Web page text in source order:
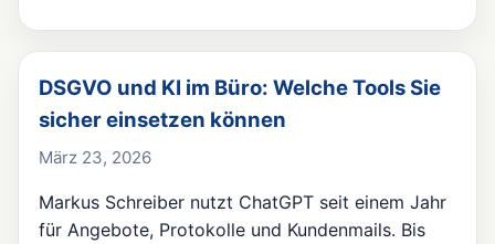
DSGVO und KI im Büro: Welche Tools Sie
sicher einsetzen können
März 23, 2026
Markus Schreiber nutzt ChatGPT seit einem Jahr
für Angebote, Protokolle und Kundenmails. Bis